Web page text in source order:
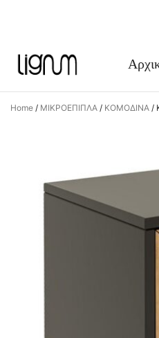
Home / ΜΙΚΡΟΕΠΙΠΛΑ / ΚΟΜΟΔΙΝΑ /